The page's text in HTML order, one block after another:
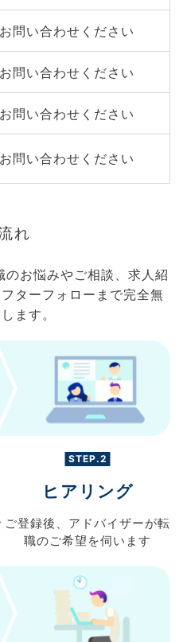
問い合わせください
問い合わせください
問い合わせください
問い合わせください
れ
お悩みやご相談、求人紹
ターフォローまで完全無
ます。
STEP.2
ヒアリング
ご登録後、 アドバイザーが転
職のご希望を伺います